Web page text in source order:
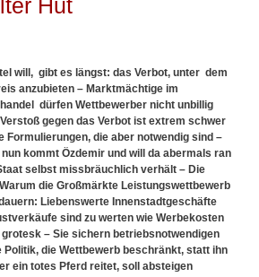
Hut
will, gibt es längst: das Verbot, unter dem
anzubieten – Marktmächtige im
dürfen Wettbewerber nicht unbillig
gegen das Verbot ist extrem schwer
Formulierungen, die aber notwendig sind –
kommt Özdemir und will da abermals ran
selbst missbräuchlich verhält – Die
die Großmärkte Leistungswettbewerb
Liebenswerte Innenstadtgeschäfte
sind zu werten wie Werbekosten
– Sie sichern betriebsnotwendigen
Politik, die Wettbewerb beschränkt, statt ihn
ein totes Pferd reitet, soll absteigen